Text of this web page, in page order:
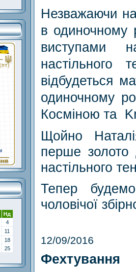
Нд
4
11
18
25
Незважаючи
в одиночному
виступами
настільного
відбудеться
одиночному
Косміною та
Щойно
перше золото
настільного
Тепер
чоловічої
12/09/2016
Фехтування